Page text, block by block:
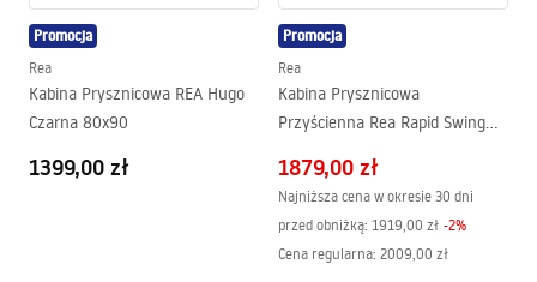
Promocja
Rea
Kabina Prysznicowa REA Hugo
Czarna 80x90
1399,00 zł
Promocja
Rea
Kabina Prysznicowa
Przyścienna Rea Rapid Swing
1879,00 zł
Najniższa cena w okresie 30 dni
przed obniżką: 1919,00 zł -2%
Cena regularna: 2009,00 zł